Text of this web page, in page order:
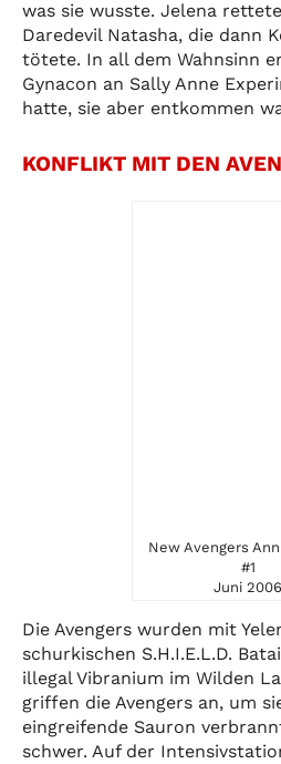
was sie wusste. Jelena
Daredevil Natasha, die dann
tötete. In all dem Wahnsinn
Gynacon an Sally Anne
hatte, sie aber entkommen
KONFLIKT MIT DEN
New Avengers
#1
Juni 2006
Die Avengers wurden mit
schurkischen S.H.I.E.L.D.
illegal Vibranium im Wilden
griffen die Avengers an, um
eingreifende Sauron
schwer. Auf der